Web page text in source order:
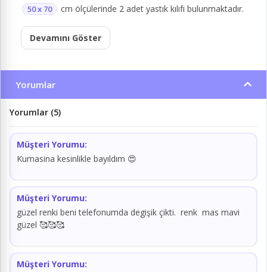
50 x 70 cm ölçülerinde 2 adet yastık kılıfı bulunmaktadır.
Devamını Göster
Yorumlar
Yorumlar (5)
Müşteri Yorumu:
Kumasina kesinlikle bayıldım 😍
Müşteri Yorumu:
güzel renki beni telefonumda degişik çikti. renk mas mavi
güzel 🥰🥰🥰
Müşteri Yorumu: